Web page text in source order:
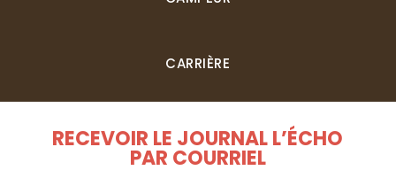
CARRIÈRE
RECEVOIR LE JOURNAL L’ÉCHO
PAR COURRIEL